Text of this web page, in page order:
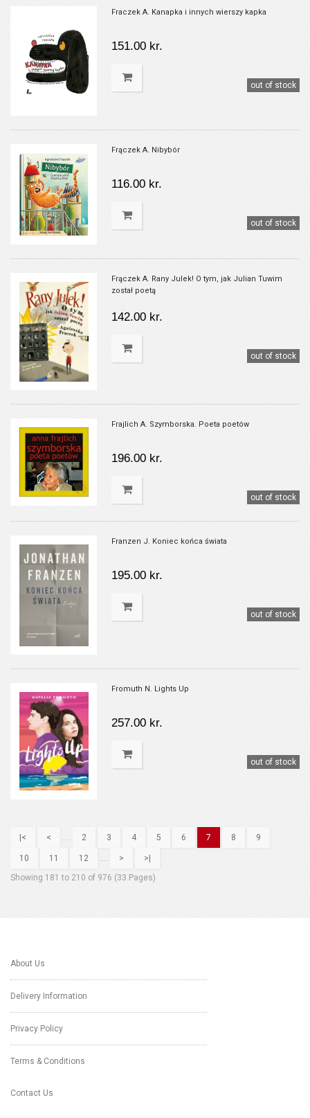
Fraczek A. Kanapka i innych wierszy kapka
151.00 kr.
out of stock
Frączek A. Nibybór
116.00 kr.
out of stock
Frączek A. Rany Julek! O tym, jak Julian Tuwim
został poetą
142.00 kr.
out of stock
Frajlich A. Szymborska. Poeta poetów
196.00 kr.
out of stock
Franzen J. Koniec końca świata
195.00 kr.
out of stock
Fromuth N. Lights Up
257.00 kr.
out of stock
|< < .... 2 3 4 5 6 7 8 9
10 11 12 .... >
>|
Showing 181 to 210 of 976 (33 Pages)
About Us
Delivery Information
Privacy Policy
Terms & Conditions
Contact Us